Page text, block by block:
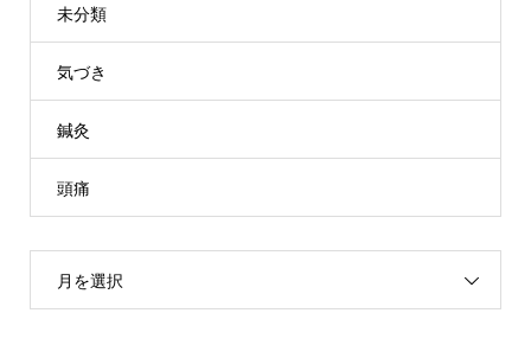
未分類
気づき
鍼灸
頭痛
月を選択